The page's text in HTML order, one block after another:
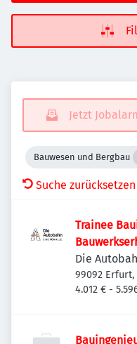
Jetzt
Bauwesen und Bergbau
Suche zurücksetzen
Trainee
Die
99092 Erfurt,
4.012 € -